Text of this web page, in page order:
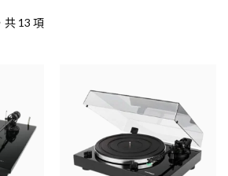
3012 手臂的設備。根據時間記錄，
款不起眼的小型轉盤，首次在德國製
宜得多，它是轉盤結構技術革命的起
中使用了使用錐形彈簧的懸掛式子底
共 13 項